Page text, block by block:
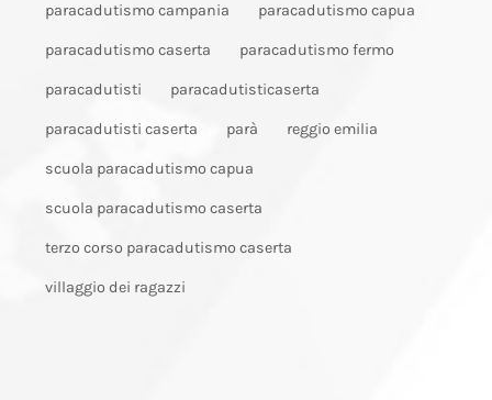
paracadutismo campania paracadutismo capua
paracadutismo caserta paracadutismo fermo
paracadutisti paracadutisticaserta
paracadutisti caserta parà reggio emilia
scuola paracadutismo capua
scuola paracadutismo caserta
terzo corso paracadutismo caserta
villaggio dei ragazzi